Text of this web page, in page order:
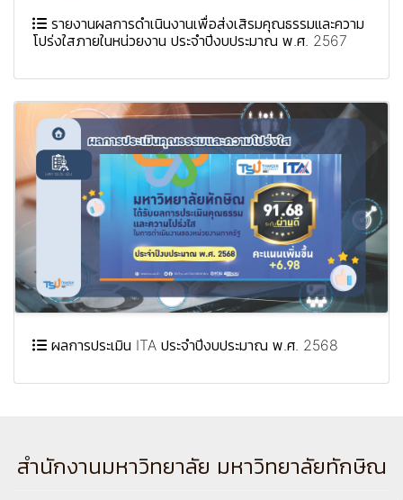
รายงานผลการดำเนินงานเพื่อส่งเสิรมคุณธรรมและความ
โปร่งใสภายในหน่วยงาน ประจำปีงบประมาณ พ.ศ. 2567
ผลการประเมิน ITA ประจำปีงบประมาณ พ.ศ. 2568
สำนักงานมหาวิทยาลัย มหาวิทยาลัยทักษิณ